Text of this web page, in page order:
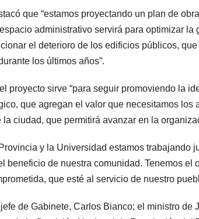
que “estamos proyectando un plan de
administrativo servirá para optimizar la
el deterioro de los edificios públicos,
los últimos años”.
proyecto sirve “para seguir promoviendo la
que agregan el valor que necesitamos los
ciudad, que permitirá avanzar en la
y la Universidad estamos trabajando
beneficio de nuestra comunidad. Tenemos el
que esté al servicio de nuestro
de Gabinete, Carlos Bianco; el ministro de